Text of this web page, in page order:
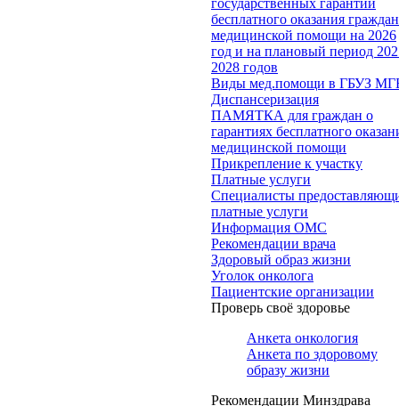
государственных гарантий
бесплатного оказания
медицинской помощи на 2026
год и на плановый период
2028 годов
Виды мед.помощи в ГБУЗ
Диспансеризация
ПАМЯТКА для граждан о
гарантиях бесплатного
медицинской помощи
Прикрепление к участку
Платные услуги
Специалисты
платные услуги
Информация ОМС
Рекомендации врача
Здоровый образ жизни
Уголок онколога
Пациентские организации
Проверь своё здоровье
Анкета онкология
Анкета по здоровому
образу жизни
Рекомендации Минздрава